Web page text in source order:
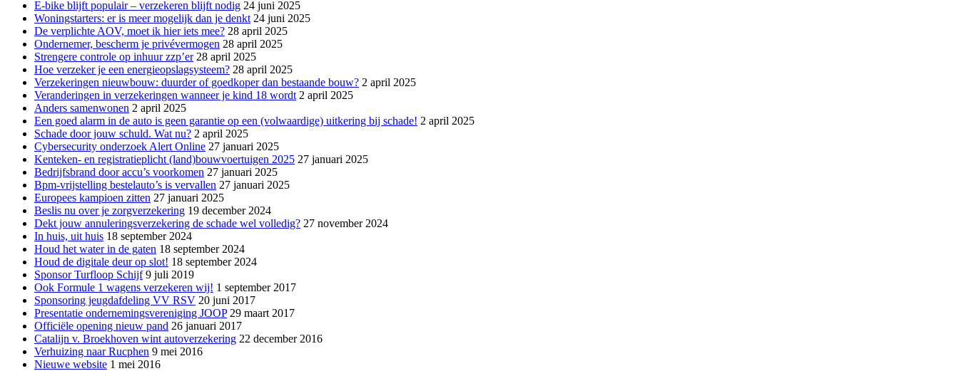
E-bike blijft populair – verzekeren blijft nodig 24 juni 2025
Woningstarters: er is meer mogelijk dan je denkt 24 juni 2025
De verplichte AOV, moet ik hier iets mee? 28 april 2025
Ondernemer, bescherm je privévermogen 28 april 2025
Strengere controle op inhuur zzp’er 28 april 2025
Hoe verzeker je een energieopslagsysteem? 28 april 2025
Verzekeringen nieuwbouw: duurder of goedkoper dan bestaande bouw? 2 april 2025
Veranderingen in verzekeringen wanneer je kind 18 wordt 2 april 2025
Anders samenwonen 2 april 2025
Een goed alarm in de auto is geen garantie op een (volwaardige) uitkering bij schade! 2 april 2025
Schade door jouw schuld. Wat nu? 2 april 2025
Cybersecurity onderzoek Alert Online 27 januari 2025
Kenteken- en registratieplicht (land)bouwvoertuigen 2025 27 januari 2025
Bedrijfsbrand door accu’s voorkomen 27 januari 2025
Bpm-vrijstelling bestelauto’s is vervallen 27 januari 2025
Europees kampioen zitten 27 januari 2025
Beslis nu over je zorgverzekering 19 december 2024
Dekt jouw annuleringsverzekering de schade wel volledig? 27 november 2024
In huis, uit huis 18 september 2024
Houd het water in de gaten 18 september 2024
Houd de digitale deur op slot! 18 september 2024
Sponsor Turfloop Schijf 9 juli 2019
Ook Formule 1 wagens verzekeren wij! 1 september 2017
Sponsoring jeugdafdeling VV RSV 20 juni 2017
Presentatie ondernemingsvereniging JOOP 29 maart 2017
Officiële opening nieuw pand 26 januari 2017
Catalijn v. Broekhoven wint autoverzekering 22 december 2016
Verhuizing naar Rucphen 9 mei 2016
Nieuwe website 1 mei 2016